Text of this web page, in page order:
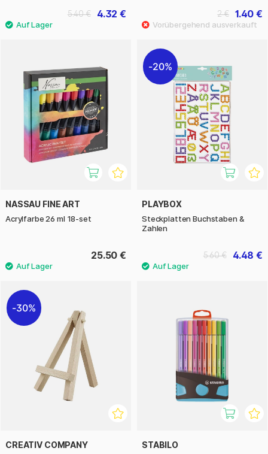
4.32 €
5.40 € 1.40 €
2 €
NASSAU FINE ART
Acrylfarbe 26 ml 18-set
25.50 €
20%
PLAYBOX
Steckplatten Buchstaben &
Zahlen
4.48 €
5.60 €
30%
CREATIV COMPANY STABILO